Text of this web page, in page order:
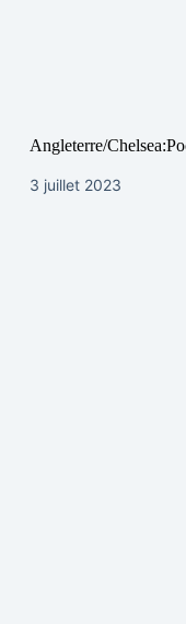
Angleterre/
3 juillet 2023